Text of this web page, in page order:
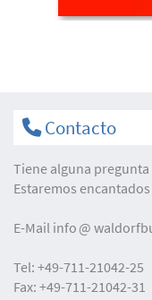
Contacto
Tiene alguna
Estaremos
E-Mail info
Tel: +49-711-21042-25
Fax: +49-711-21042-31